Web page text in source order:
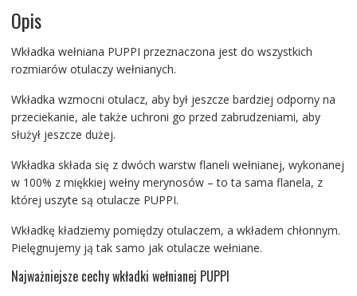
Opis
Wkładka wełniana PUPPI przeznaczona jest do wszystkich
rozmiarów otulaczy wełnianych.
Wkładka wzmocni otulacz, aby był jeszcze bardziej odporny na
przeciekanie, ale także uchroni go przed zabrudzeniami, aby
służył jeszcze dużej.
Wkładka składa się z dwóch warstw flaneli wełnianej, wykonanej
w 100% z miękkiej wełny merynosów – to ta sama flanela, z
której uszyte są otulacze PUPPI.
Wkładkę kładziemy pomiędzy otulaczem, a wkładem chłonnym.
Pielęgnujemy ją tak samo jak otulacze wełniane.
Najważniejsze cechy wkładki wełnianej PUPPI